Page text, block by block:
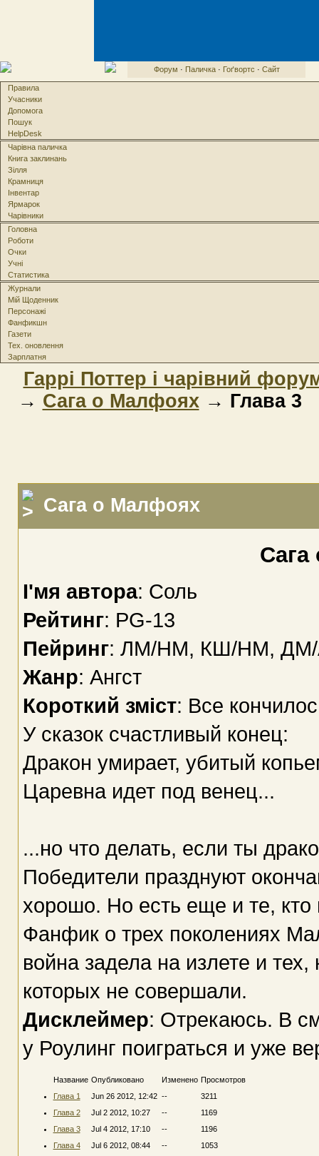
Форум · Паличка· Гоґвортс · Сайт
Правила
Учасники
Допомога
Пошук
HelpDesk
Чарівна паличка
Книга заклинань
Зілля
Крамниця
Інвентар
Ярмарок
Чарівники
Головна
Роботи
Очки
Учні
Статистика
Журнали
Мій Щоденник
Персонажі
Фанфикшн
Газети
Тех. оновлення
Зарплатня
Гаррі Поттер і чарівний
→ Сага о Малфоях→ Глава 3
Сага о Малфоях
І'мя автора: Соль
Рейтинг: PG-13
Пейринг: ЛМ/НМ, КШ/НМ,
Жанр: Ангст
Короткий зміст: Все
У сказок счастливый конец:
Дракон умирает, убитый
Царевна идет под венец...
...но что делать, если ты
Победители празднуют
хорошо. Но есть еще и те, кто
Фанфик о трех поколениях
война задела на излете и
которых не совершали.
Дисклеймер: Отрекаюсь. В
у Роулинг поиграться и уже
Название Опубликовано Изменено Просмотров
Глава 1
Jun 26 2012, 12:42 --
3211
Глава 2
Jul 2 2012, 10:27 --
1169
Глава 3
Jul 4 2012, 17:10 --
1196
Глава 4
Jul 6 2012, 08:44 --
1053